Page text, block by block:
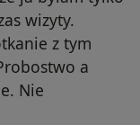
wizyty.
z tym
a
Nie